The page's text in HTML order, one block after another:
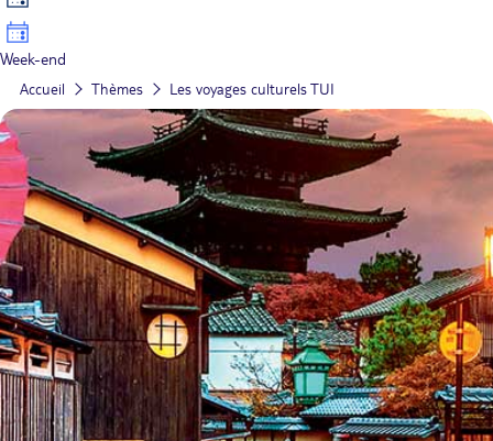
Week-end
Accueil Thèmes Les voyages culturels TUI